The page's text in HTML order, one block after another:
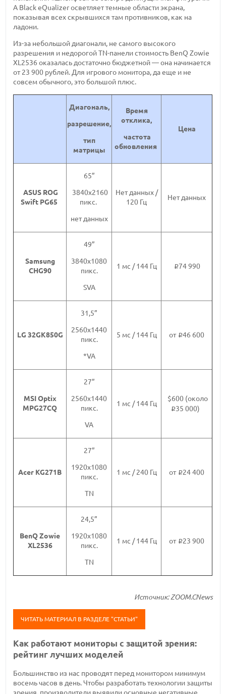
А Black eQualizer осветляет темные области экрана,
показывая всех скрывшихся там противников, как на
ладони.
Из-за небольшой диагонали, не самого высокого
разрешения и недорогой TN-панели стоимость BenQ Zowie
XL2536 оказалась достаточно бюджетной — она начинается
от 23 900 рублей. Для игрового монитора, да еще и не
совсем обычного, это большой плюс.
Диагональ,
разрешение,
тип
матрицы
Время
отклика,
частота
обновления
Цена
ASUS ROG
Swift PG65
65”
3840х2160
пикс.
нет данных
Нет данных /
120 Гц
Нет данных
Samsung
CHG90
49”
3840х1080
пикс.
SVA
1 мс / 144 Гц i74 990
LG 32GK850G
31,5”
2560х1440
пикс.
*VA
5 мс / 144 Гц от i46 600
MSI Optix
MPG27CQ
27”
2560х1440
пикс.
VA
1 мс / 144 Гц
$600 (около
i35 000)
Acer KG271B
27”
1920х1080
пикс.
TN
1 мс / 240 Гц от i24 400
BenQ Zowie
XL2536
24,5”
1920х1080
пикс.
TN
1 мс / 144 Гц от i23 900
Источник: ZOOM.CNews
ЧИТАТЬ МАТЕРИАЛ В РАЗДЕЛЕ "СТАТЬИ"
Как работают мониторы с защитой зрения:
рейтинг лучших моделей
Большинство из нас проводят перед монитором минимум
восемь часов в день. Чтобы разработать технологии защиты
зрения, производители выявили основные негативные